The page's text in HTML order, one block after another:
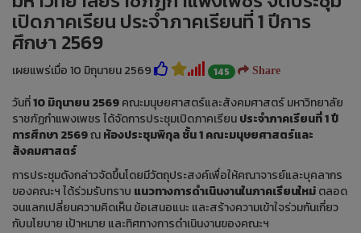
เปิดภาคเรียน ประจำภาคเรียนที่ 1 ปีการ
ศึกษา 2569
เผยแพร่เมื่อ 10 มิถุนายน 2569 145 Share
วันที่10 มิถุนายน 2569คณะมนุษยศาสตร์และสังคมศาสตร์ มหาวิทยาลัย
ราชภัฏกำแพงเพชร ได้จัดการประชุมเปิดภาคเรียนประจำภาคเรียนที่ 1 ปี
การศึกษา 2569ณห้องประชุมพิกุล ชั้น 1 คณะมนุษยศาสตร์และ
สังคมศาสตร์
การประชุมดังกล่าวจัดขึ้นโดยมีวัตถุประสงค์เพื่อให้คณาจารย์และบุคลากร
ของคณะฯ ได้ร่วมรับทราบ แนวทางการดำเนินงานในภาคเรียนใหม่ตลอด
จนแลกเปลี่ยนความคิดเห็น ข้อเสนอแนะ และสร้างความเข้าใจร่วมกันเกี่ยว
กับนโยบาย เป้าหมาย และทิศทางการดำเนินงานของคณะฯ